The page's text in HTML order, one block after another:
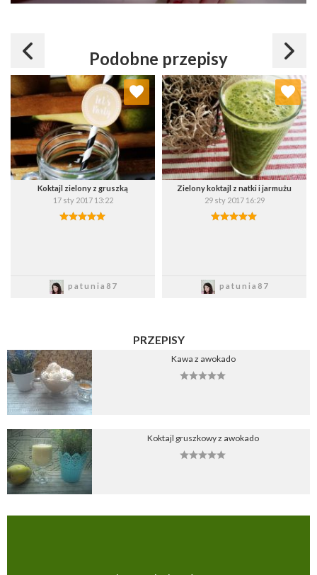
Podobne przepisy
Koktajl zielony z gruszką
17 sty 2017 13:22
patunia87
Dodaj do ulubionych
Wybierz listę:
Zapisz
Zielony koktajl z natki i jarmużu
29 sty 2017 16:29
patunia87
Dodaj do ulubionych
Wybierz listę:
Zapisz
PRZEPISY
Kawa z awokado
Koktajl gruszkowy z awokado